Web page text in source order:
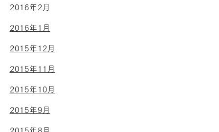
2016年2月
2016年1月
2015年12月
2015年11月
2015年10月
2015年9月